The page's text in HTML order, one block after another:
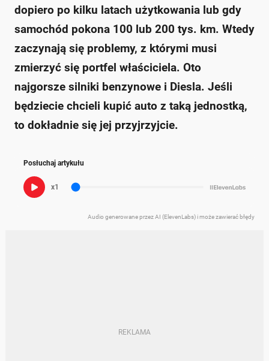
dopiero po kilku latach użytkowania lub gdy
samochód pokona 100 lub 200 tys. km. Wtedy
zaczynają się problemy, z którymi musi
zmierzyć się portfel właściciela. Oto
najgorsze silniki benzynowe i Diesla. Jeśli
będziecie chcieli kupić auto z taką jednostką,
to dokładnie się jej przyjrzyjcie.
Posłuchaj artykułu
x1
Audio generowane przez AI (ElevenLabs) i może zawierać błędy